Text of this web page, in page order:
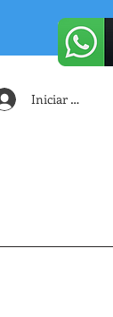
Iniciar sesión